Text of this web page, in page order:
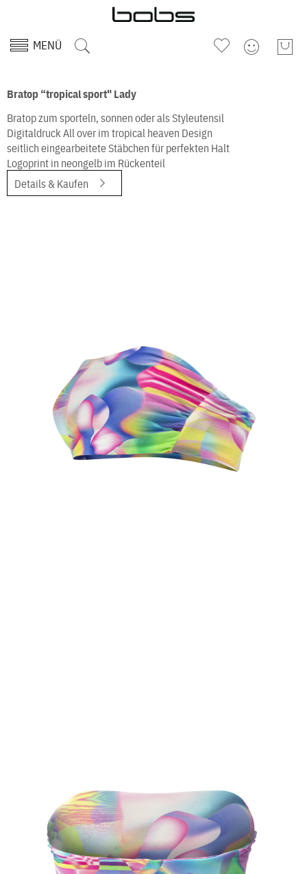
MENÜ
Bratop “tropical sport" Lady
Bratop zum sporteln, sonnen oder als Styleutensil
Digitaldruck All over im tropical heaven Design
seitlich eingearbeitete Stäbchen für perfekten Halt
Logoprint in neongelb im Rückenteil
Details & Kaufen